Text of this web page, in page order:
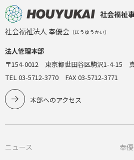
社会福祉
社会福祉法人 奉優会 （ほうゆうかい）
法人管理本部
〒154-0012 東京都世田谷区駒沢1-4-15
TEL 03-5712-3770 FAX 03-5712-3771
本部へのアクセス
ニュース
奉